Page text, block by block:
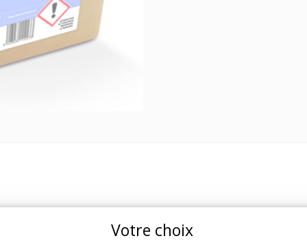
ARTICLES CONNEXES
Votre choix